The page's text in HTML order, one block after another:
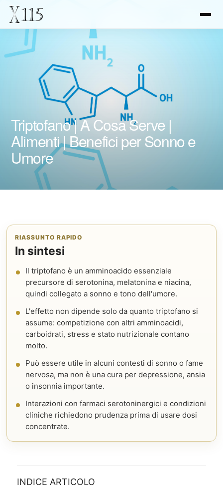
Triptofano | A Cosa Serve |
Alimenti | Benefici per Sonno e
Umore
RIASSUNTO RAPIDO
In sintesi
Il triptofano è un amminoacido essenziale
precursore di serotonina, melatonina e niacina,
quindi collegato a sonno e tono dell'umore.
L'effetto non dipende solo da quanto triptofano si
assume: competizione con altri amminoacidi,
carboidrati, stress e stato nutrizionale contano
molto.
Può essere utile in alcuni contesti di sonno o fame
nervosa, ma non è una cura per depressione, ansia
o insonnia importante.
Interazioni con farmaci serotoninergici e condizioni
cliniche richiedono prudenza prima di usare dosi
concentrate.
INDICE ARTICOLO